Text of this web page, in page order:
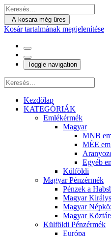
A kosara még üres
Kosár tartalmának megjelenítése
Toggle navigation
Kezdőlap
KATEGÓRIÁK
Emlékérmék
Magyar
MNB
MÉE
Egyéb
Külföldi
Magyar Pénzérmék
Pénzek a
Magyar
Magyar
Magyar
Külföldi Pénzérmék
Európa